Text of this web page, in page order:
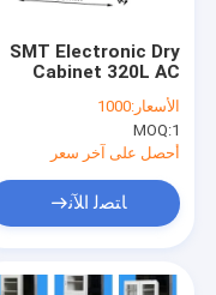
SMT Electronic Dry
Cabinet 320L AC
220V Camera
Storage Dry Box
الأسعار:1000
MOQ:1
أحصل على آخر سعر
ﺎﺘﺼﻟ ﺍﻶﻧ